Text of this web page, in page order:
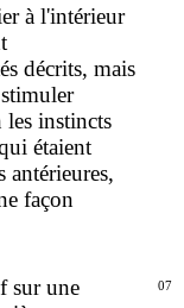
à l'intérieur
décrits, mais
les instincts
étaient
antérieures,
façon
sur une
07